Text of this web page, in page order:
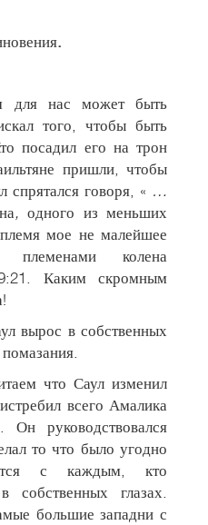
.
для нас может быть
того, чтобы быть
посадил его на трон
пришли, чтобы
спрятался говоря, « …
,одного из меньших
мое не малейшее
колена
Каким скромным
вырос в собственных
что Саул изменил
всего Амалика
руководствовался
то что было угодно
с каждым, кто
собственных глазах.
большие западни с